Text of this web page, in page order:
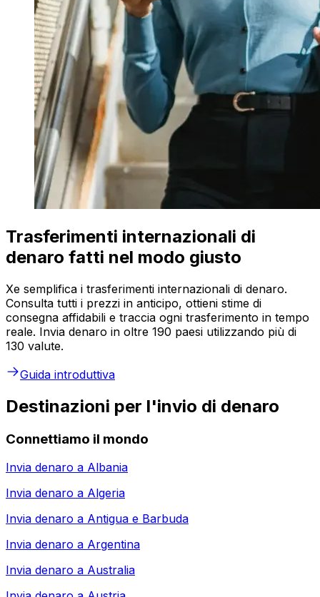
Trasferimenti internazionali di
denaro fatti nel modo giusto
Xe semplifica i trasferimenti internazionali di denaro.
Consulta tutti i prezzi in anticipo, ottieni stime di
consegna affidabili e traccia ogni trasferimento in tempo
reale. Invia denaro in oltre 190 paesi utilizzando più di
130 valute.
Guida introduttiva
Destinazioni per l'invio di denaro
Connettiamo il mondo
Invia denaro a Albania
Invia denaro a Algeria
Invia denaro a Antigua e Barbuda
Invia denaro a Argentina
Invia denaro a Australia